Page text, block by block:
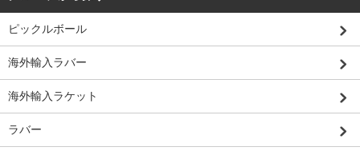
ピックルボール
海外輸入ラバー
海外輸入ラケット
ラバー